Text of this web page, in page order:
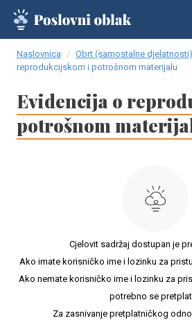
Naslovnica Obrt (samostalne
reprodukcijskom i potrošnom materijalu
Evidencija o
potrošnom
Cjelovit sadržaj dostupan je
Ako imate korisničko ime i lozinku za
Ako nemate korisničko ime i lozinku za
potrebno se
Za zasnivanje pretplatničkog